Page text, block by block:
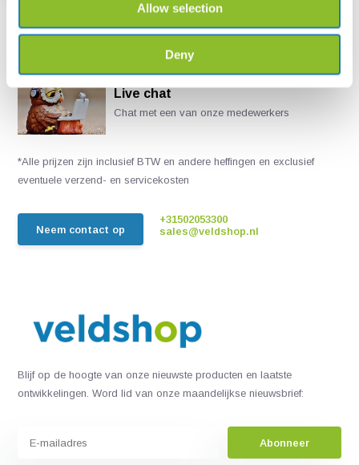
Allow selection
Deny
Live chat
Chat met een van onze medewerkers
*Alle prijzen zijn inclusief BTW en andere heffingen en exclusief
eventuele verzend- en servicekosten
Neem contact op
+31502053300
sales@veldshop.nl
Blijf op de hoogte van onze nieuwste producten en laatste
ontwikkelingen. Word lid van onze maandelijkse nieuwsbrief:
Abonneer